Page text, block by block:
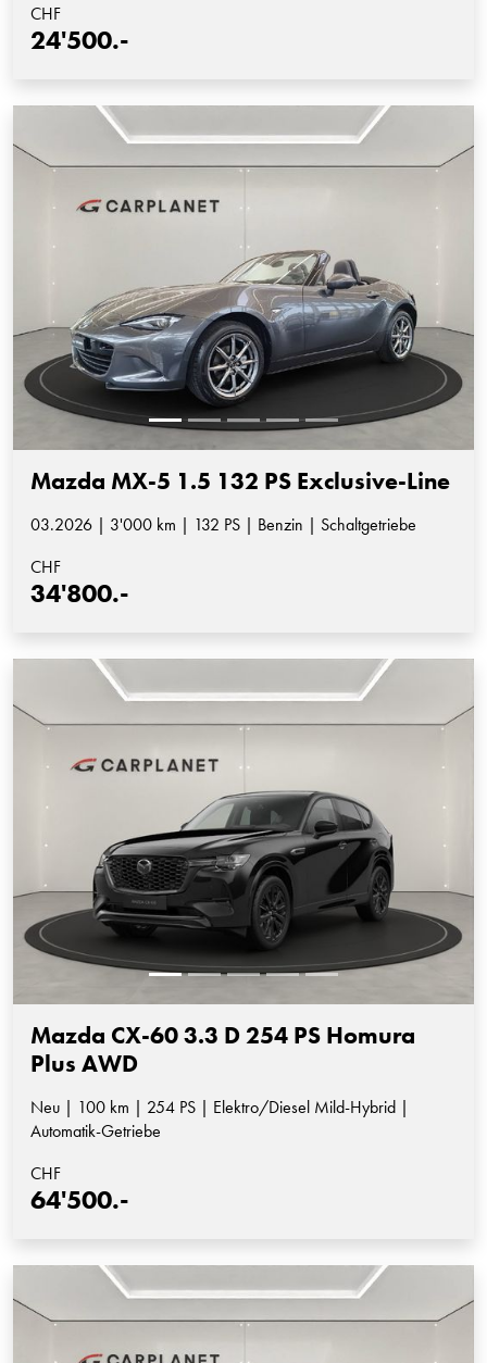
CHF
24'500.-
Mazda MX-5 1.5 132 PS Exclusive-Line
03.2026 | 3'000 km | 132 PS | Benzin | Schaltgetriebe
CHF
34'800.-
Mazda CX-60 3.3 D 254 PS Homura
Plus AWD
Neu | 100 km | 254 PS | Elektro/Diesel Mild-Hybrid |
Automatik-Getriebe
CHF
64'500.-